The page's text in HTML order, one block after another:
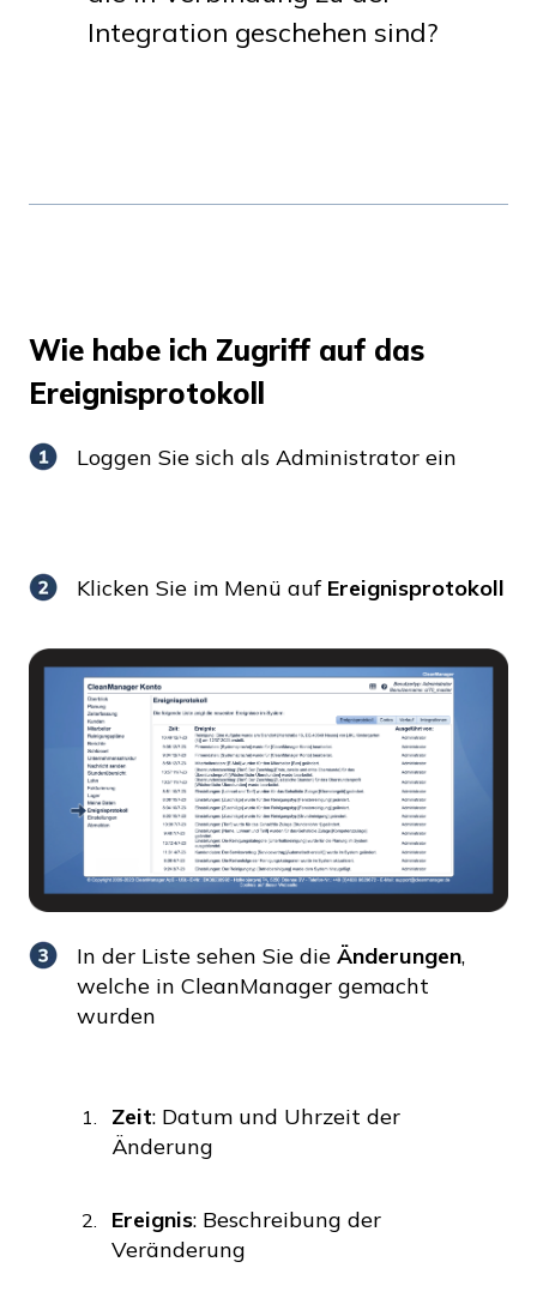
Integration geschehen sind?
Wie habe ich Zugriff auf das
Ereignisprotokoll
Loggen Sie sich als Administrator ein
Klicken Sie im Menü auf Ereignisprotokoll
In der Liste sehen Sie die Änderungen,
welche in CleanManager gemacht
wurden
Zeit: Datum und Uhrzeit der
Änderung
Ereignis: Beschreibung der
Veränderung